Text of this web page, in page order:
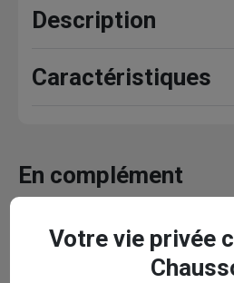
Description
Caractéristiques
En complément
Votre vie privée